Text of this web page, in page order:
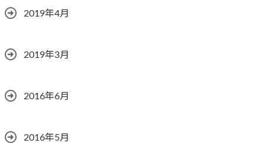
2019年4月
2019年3月
2016年6月
2016年5月